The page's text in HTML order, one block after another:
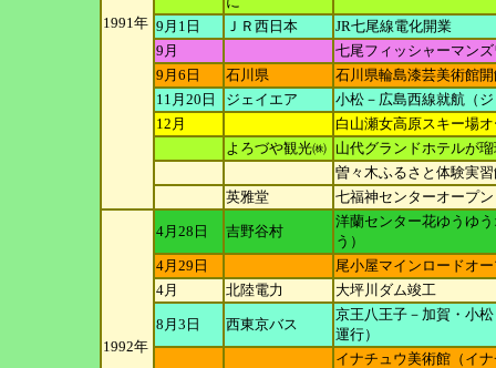
1991年 9月1日 ＪＲ西日本
JR七尾線電化開業
9月
七尾フィッシャーマン
9月6日
石川県
石川県輪島漆芸美術館
11月20日
ジェイエア
小松－広島西線就航（
12月
白山瀬女高原スキー場
よろづや観光㈱ 山代グランドホテルが
曽々木ふるさと体験実
英雅堂
七福神センターオープ
1992年
4月28日 吉野谷村
洋蘭センター花ゆうゆ
う）
4月29日
尾小屋マインロードオ
4月
北陸電力 大坪川ダム竣工
8月3日 西東京バス
京王八王子－加賀・小
運行）
イナチュウ美術館（イ